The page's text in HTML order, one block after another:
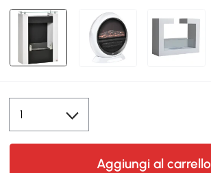
Aggiungi al carrello